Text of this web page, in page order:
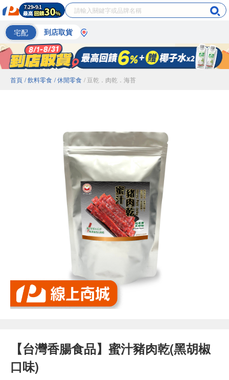
宅配 到店取貨
首頁 / 飲料零食 / 休閒零食 / 豆乾．肉乾．海苔
【台灣香腸食品】蜜汁豬肉乾(黑胡椒
口味)